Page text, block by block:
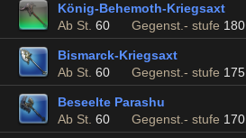
König-Behemoth-Kriegsaxt
Ab St. 60 Gegenst.- stufe 180
Bismarck-Kriegsaxt
Ab St. 60 Gegenst.- stufe 175
Beseelte Parashu
Ab St. 60 Gegenst.- stufe 170